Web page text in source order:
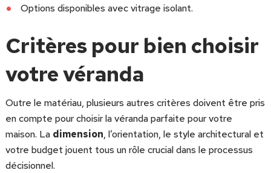
Options disponibles avec vitrage isolant.
Critères pour bien choisir
votre véranda
Outre le matériau, plusieurs autres critères doivent être pris
en compte pour choisir la véranda parfaite pour votre
maison. La dimension, l’orientation, le style architectural et
votre budget jouent tous un rôle crucial dans le processus
décisionnel.